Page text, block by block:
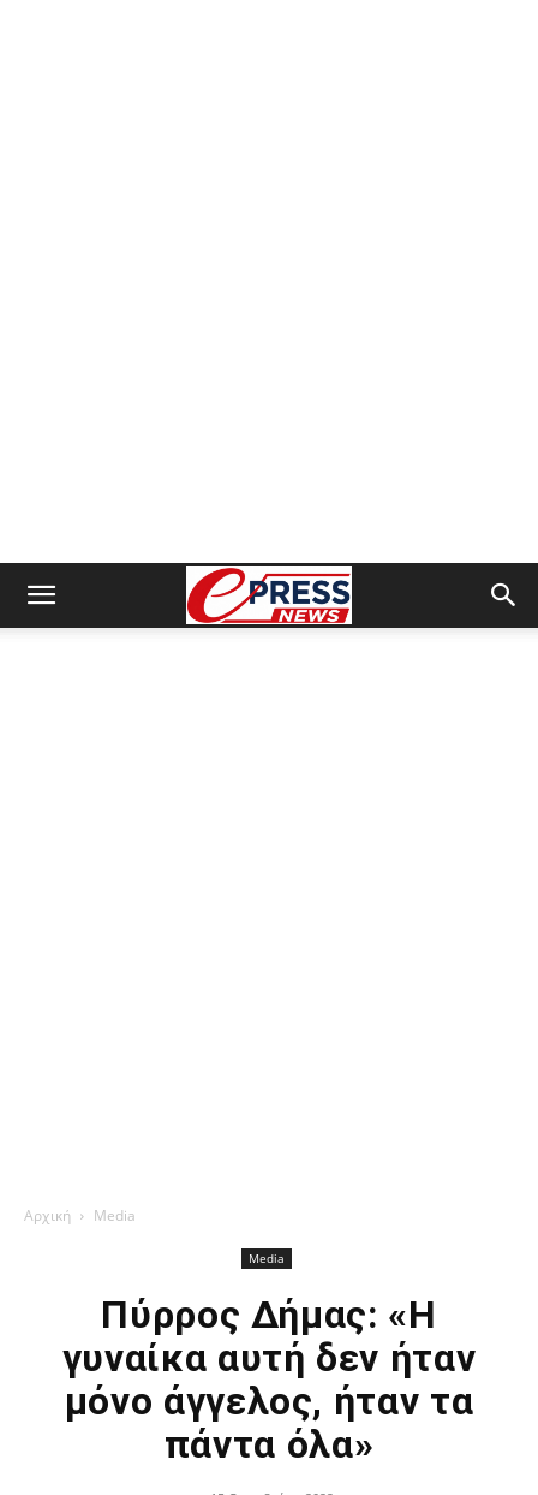
Αρχική Media
Media
Πύρρος Δήμας: «Η
γυναίκα αυτή δεν ήταν
μόνο άγγελος, ήταν τα
πάντα όλα»